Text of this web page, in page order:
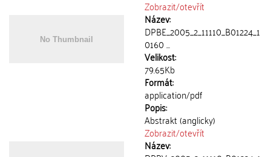
Zobrazit/otevřít
Název:
DPBE_2005_2_11110_B01224_1
0160 ...
Velikost:
79.65Kb
Formát:
application/pdf
Popis:
Abstrakt (anglicky)
Zobrazit/otevřít
Název: